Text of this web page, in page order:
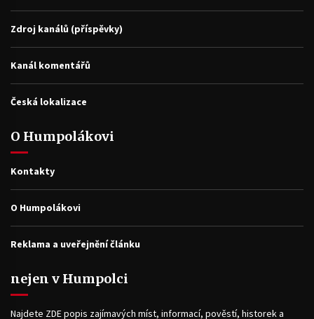
Zdroj kanálů (příspěvky)
Kanál komentářů
Česká lokalizace
O Humpolákovi
Kontakty
O Humpolákovi
Reklama a uveřejnění článku
nejen v Humpolci
Najdete ZDE popis zajímavých míst, informací, pověstí, historek a